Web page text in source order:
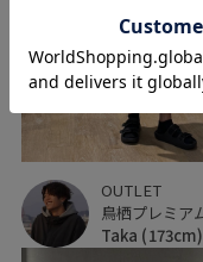
OUTLET
Taka (173cm)